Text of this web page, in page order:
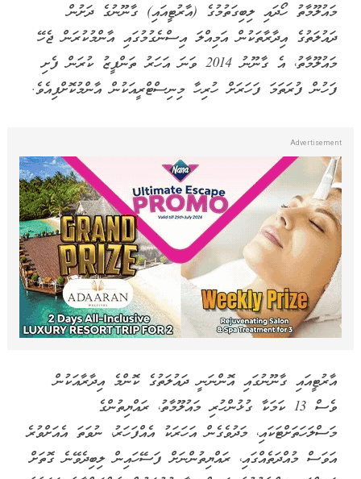
މައުލޫމާތު ހޯދައި ލިބިގަތުމުގެ (އާރުޓީއައި) ގާނޫނުގެ ދަށުން
ދައުލަތުގެ އިދާރާތަކުން އަމިއްލަ އިސްނެގުމުގައި އާންމުކުރަން ޖެހޭ
މައުލޫމާތު، އެ ގާނޫނު 2014 ވަނަ އަހަރު ތަންފީޒު ކުރަން ފެށި
ފަހުން ފުރަތަމަ ފަހަރަށް ހުރިހާ މިނިސްޓްރީއަކުން އާންމުކޮށްފިއެވެ.
އާރުޓީއައި ގާނޫނުގައި އޮންނަނީ ދައުލަތުގެ ކޮންމެ އިދާރާއަކުން
ވެސް 13 ކަމަކާ ގުޅުންހުރި މައުލޫމާތު، ރައްޔިތުންގެ
މަސްލަހަތަށްޓަކައި، މަދުވެގެން އަހަރަކު އެއްފަހަރު، ނުވަތަ އެއަށްވުރެ
އަވަސް މުއްދަތެއްގައި، ރައްޔިތުންނަށް ފަސޭހައިން ލިބިދެވޭނެ ގޮތަށް